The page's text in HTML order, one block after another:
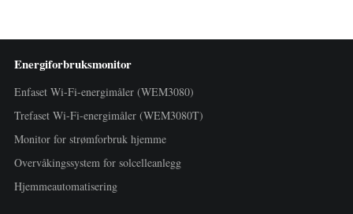
Energiforbruksmonitor
Enfaset Wi-Fi-energimåler (WEM3080)
Trefaset Wi-Fi-energimåler (WEM3080T)
Monitor for strømforbruk hjemme
Overvåkingssystem for solcelleanlegg
Hjemmeautomatisering